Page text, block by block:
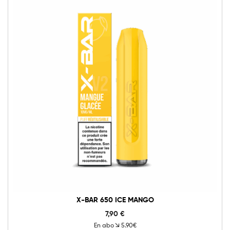
X-BAR 650 ICE MANGO
7,90 €
En abo 5.90€
0mg 10mg 20mg
650
quantité
Ajouter au panier